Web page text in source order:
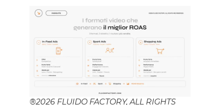
®2026 FLUIDO FACTORY, ALL RIGHTS